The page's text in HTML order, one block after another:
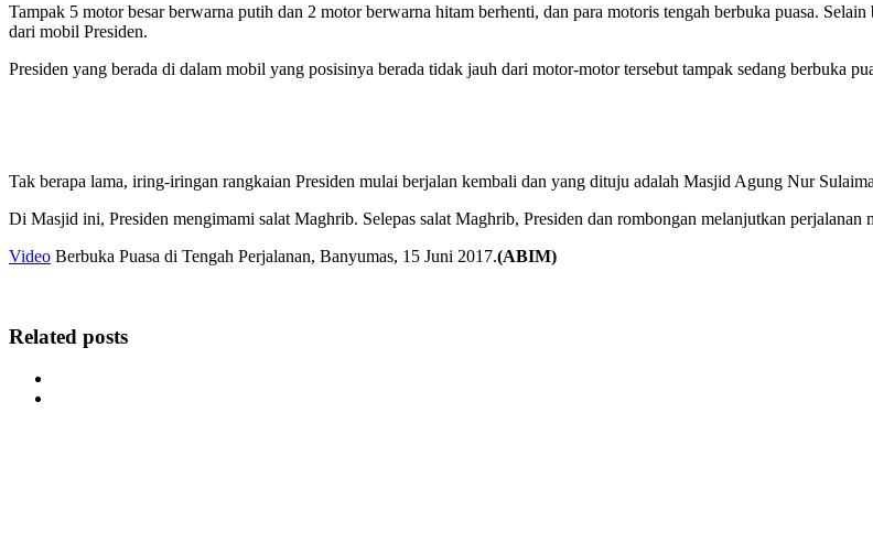
Tampak 5 motor besar berwarna putih dan 2 motor berwarna hitam berhenti, dan para motoris tengah berbuka puasa.
dari mobil Presiden.
Presiden yang berada di dalam mobil yang posisinya berada tidak jauh dari motor-motor tersebut tampak sedang berbuka
Tak berapa lama, iring-iringan rangkaian Presiden mulai berjalan kembali dan yang dituju adalah Masjid Agung Nur
Di Masjid ini, Presiden mengimami salat Maghrib. Selepas salat Maghrib, Presiden dan rombongan melanjutkan
Video Berbuka Puasa di Tengah Perjalanan, Banyumas, 15 Juni 2017.(ABIM)
Related posts